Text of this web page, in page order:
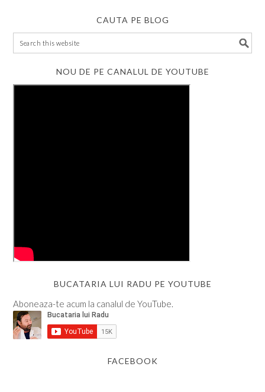
CAUTA PE BLOG
NOU DE PE CANALUL DE YOUTUBE
BUCATARIA LUI RADU PE YOUTUBE
Aboneaza-te acum la canalul de YouTube.
FACEBOOK